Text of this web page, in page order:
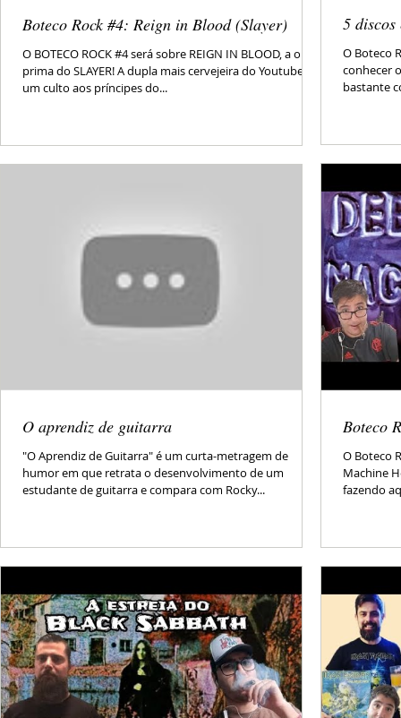
Boteco Rock #4: Reign in Blood (Slayer)
O BOTECO ROCK #4 será sobre REIGN IN BLOOD, a obra-
prima do SLAYER! A dupla mais cervejeira do Youtube em
um culto aos príncipes do...
5 discos
O Boteco
conhecer
bastante
O aprendiz de guitarra
"O Aprendiz de Guitarra" é um curta-metragem de
humor em que retrata o desenvolvimento de um
estudante de guitarra e compara com Rocky...
Boteco
O Boteco
Machine
fazendo